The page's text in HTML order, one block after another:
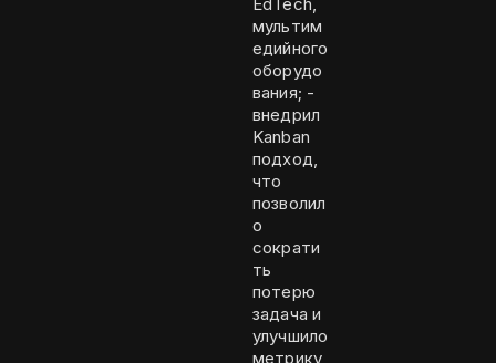
мультим
едийного
оборудо
вания; -
внедрил
Kanban
подход,
что
позволил
о
сократи
ть
потерю
задача и
улучшило
метрику